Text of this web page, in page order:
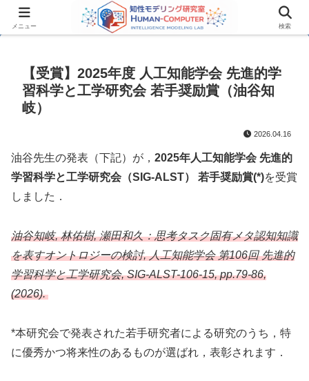
【受賞】2025年度 人工知能学会 先進的学
習科学と工学研究会 若手奨励賞（油谷知
岐）
2026.04.16
油谷先生の発表（下記）が， 2025年人工知能学会 先進的
学習科学と工学研究会（SIG-ALST） 若手奨励賞(*)を受賞
しました．
油谷知岐, 林佑樹, 瀬田和久：思考タスク固有メタ認知知識
を表すオントロジーの検討, 人工知能学会 第106回 先進的
学習科学と工学研究会, SIG-ALST-106-15, pp.79-86,
(2026).
*本研究会で発表された若手研究者による研究のうち，特
に優秀かつ将来性のあるものが選ばれ，表彰されます．
メニュー 検索